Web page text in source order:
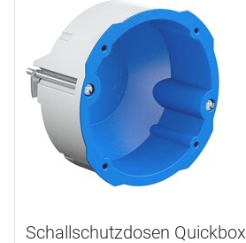
Schallschutzdosen Quickbox